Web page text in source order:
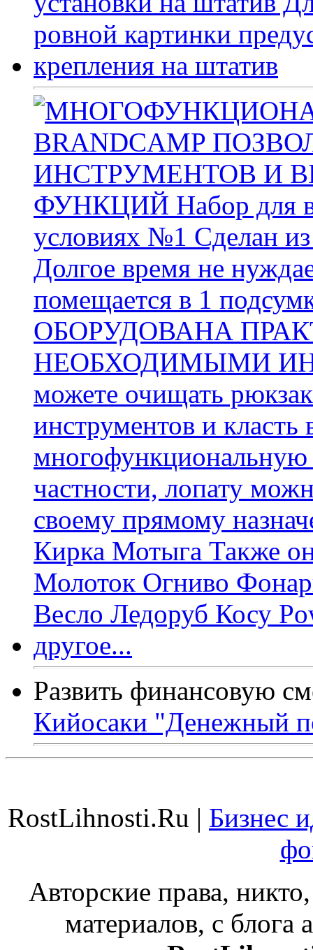
Развить финансовую
Кийосаки "Денежный
RostLihnosti.Ru | Бизнес
Авторские права,
материалов, с блога